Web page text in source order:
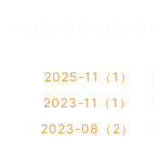
2025-11（1）
2023-11（1）
2023-08（2）